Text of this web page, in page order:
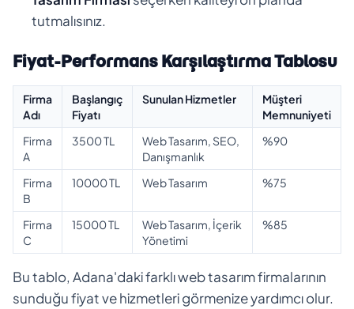
tutmalısınız.
Fiyat-Performans Karşılaştırma Tablosu
Firma
Adı
Başlangıç
Fiyatı
Sunulan Hizmetler
Müşteri
Memnuniyeti
Firma
A
3500 TL
Web Tasarım, SEO,
Danışmanlık
%90
Firma
B
10000 TL Web Tasarım %75
Firma
C
15000 TL
Web Tasarım, İçerik
Yönetimi
%85
Bu tablo, Adana'daki farklı web tasarım firmalarının
sunduğu fiyat ve hizmetleri görmenize yardımcı olur.